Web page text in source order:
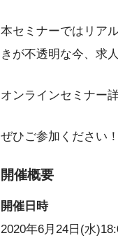
本セミナーではリア
きが不透明な今、求
オンラインセミナー
ぜひご参加ください！
開催概要
開催日時
2020年6月24日(水